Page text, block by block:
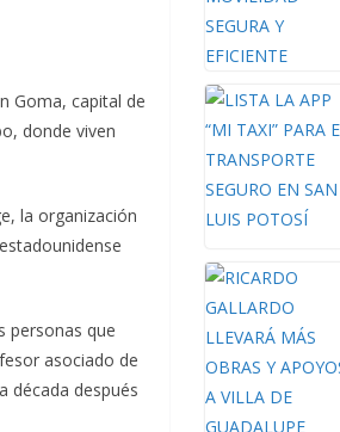
Goma, capital de
donde viven
la organización
personas que
asociado de
década después